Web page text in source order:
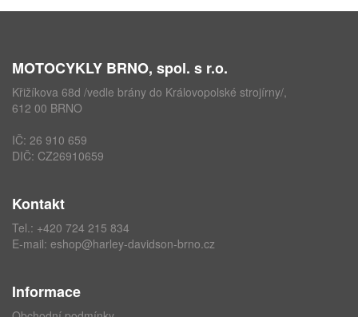
MOTOCYKLY BRNO, spol. s r.o.
Křižíkova 68d /vedle brány do Královopolské strojírny/,
612 00 BRNO
IČ: 26 910 659
DIČ: CZ26910659
Kontakt
Tel.: +420 724 215 834
E-mail: eshop@harley-davidson-brno.cz
Informace